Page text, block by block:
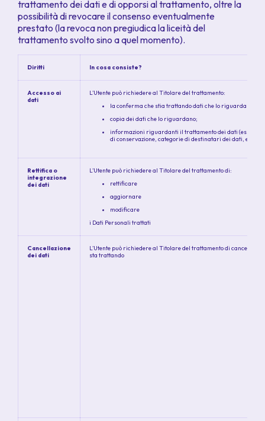
trattamento dei dati e di opporsi al trattamento, oltre la
possibilità di revocare il consenso eventualmente
prestato (la revoca non pregiudica la liceità del
trattamento svolto sino a quel momento).
Diritti In cosa consiste?
Accesso ai
dati
L’Utente può richiedere al Titolare del trattamento:
la conferma che stia trattando dati che lo riguardano;
copia dei dati che lo riguardano;
informazioni riguardanti il trattamento dei dati (es.,
di conservazione, categorie di destinatari dei dati, ecc.)
Rettifica o
integrazione
dei dati
L’Utente può richiedere al Titolare del trattamento di:
rettificare
aggiornare
modificare
i Dati Personali trattati
Cancellazione
dei dati
L’Utente può richiedere al Titolare del trattamento di cancellare
sta trattando